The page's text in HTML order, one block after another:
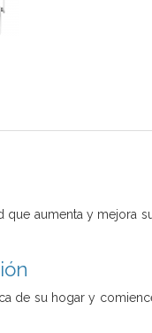
aumenta y mejora
de su hogar y